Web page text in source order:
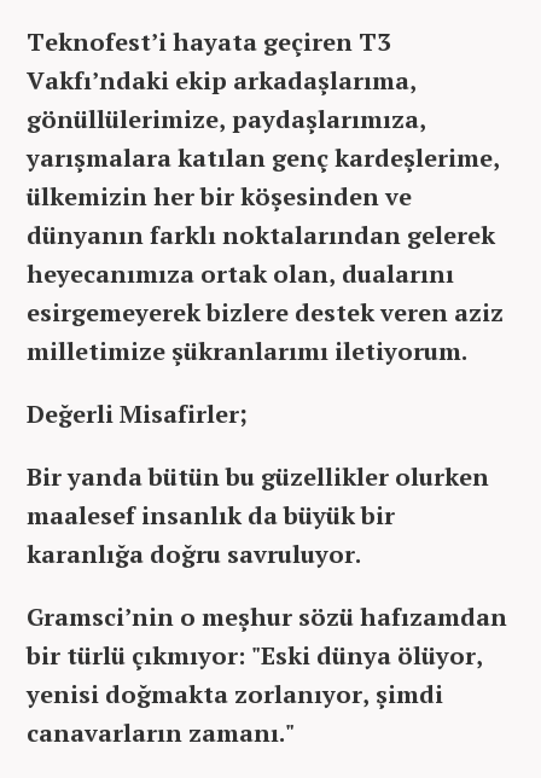
Teknofest’i hayata geçiren T3
Vakfı’ndaki ekip arkadaşlarıma,
gönüllülerimize, paydaşlarımıza,
yarışmalara katılan genç kardeşlerime,
ülkemizin her bir köşesinden ve
dünyanın farklı noktalarından gelerek
heyecanımıza ortak olan, dualarını
esirgemeyerek bizlere destek veren aziz
milletimize şükranlarımı iletiyorum.
Değerli Misafirler;
Bir yanda bütün bu güzellikler olurken
maalesef insanlık da büyük bir
karanlığa doğru savruluyor.
Gramsci’nin o meşhur sözü hafızamdan
bir türlü çıkmıyor: "Eski dünya ölüyor,
yenisi doğmakta zorlanıyor, şimdi
canavarların zamanı."